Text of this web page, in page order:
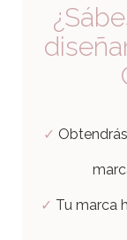
✓
✓ Tu marca